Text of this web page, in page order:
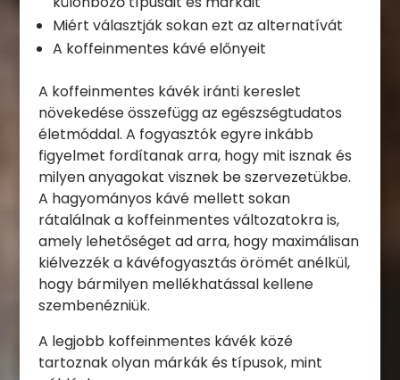
Miért választják sokan ezt az alternatívát
A koffeinmentes kávé előnyeit
A koffeinmentes kávék iránti kereslet
növekedése összefügg az egészségtudatos
életmóddal. A fogyasztók egyre inkább
figyelmet fordítanak arra, hogy mit isznak és
milyen anyagokat visznek be szervezetükbe.
A hagyományos kávé mellett sokan
rátalálnak a koffeinmentes változatokra is,
amely lehetőséget ad arra, hogy maximálisan
kiélvezzék a kávéfogyasztás örömét anélkül,
hogy bármilyen mellékhatással kellene
szembenézniük.
A legjobb koffeinmentes kávék közé
tartoznak olyan márkák és típusok, mint